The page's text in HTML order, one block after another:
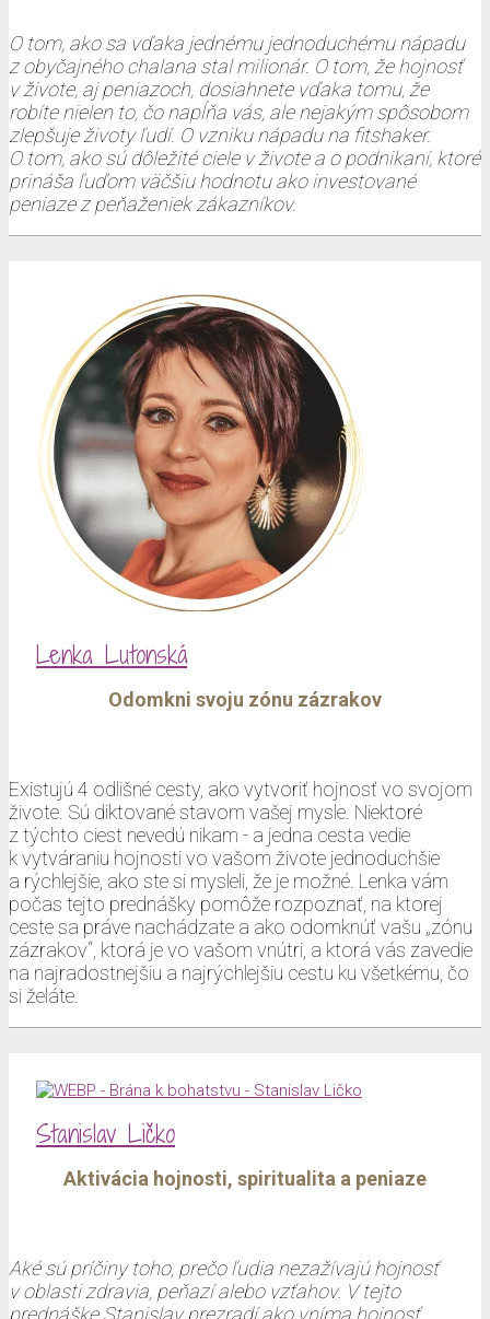
O tom, ako sa vďaka jednému jednoduchému nápadu
z obyčajného chalana stal milionár. O tom, že hojnosť
v živote, aj peniazoch, dosiahnete vďaka tomu, že
robíte nielen to, čo napĺňa vás, ale nejakým spôsobom
zlepšuje životy ľudí. O vzniku nápadu na fitshaker.
O tom, ako sú dôležité ciele v živote a o podnikaní, ktoré
prináša ľuďom väčšiu hodnotu ako investované
peniaze z peňaženiek zákazníkov.
Lenka Lutonská
Odomkni svoju zónu zázrakov
Existujú 4 odlišné cesty, ako vytvoriť hojnosť vo svojom
živote. Sú diktované stavom vašej mysle. Niektoré
z týchto ciest nevedú nikam - a jedna cesta vedie
k vytváraniu hojnosti vo vašom živote jednoduchšie
a rýchlejšie, ako ste si mysleli, že je možné. Lenka vám
počas tejto prednášky pomôže rozpoznať, na ktorej
ceste sa práve nachádzate a ako odomknúť vašu „zónu
zázrakov“, ktorá je vo vašom vnútri, a ktorá vás zavedie
na najradostnejšiu a najrýchlejšiu cestu ku všetkému, čo
si želáte.
Stanislav Ličko
Aktivácia hojnosti, spiritualita a peniaze
Aké sú príčiny toho, prečo ľudia nezažívajú hojnosť
v oblasti zdravia, peňazí alebo vzťahov. V tejto
prednáške Stanislav prezradí ako vníma hojnosť